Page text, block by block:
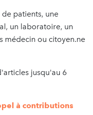
patients, une
un laboratoire, un
médecin ou citoyen.ne
jusqu'au 6
à contributions